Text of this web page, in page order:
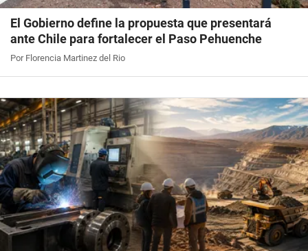
El Gobierno define la propuesta que presentará
ante Chile para fortalecer el Paso Pehuenche
Por Florencia Martinez del Rio